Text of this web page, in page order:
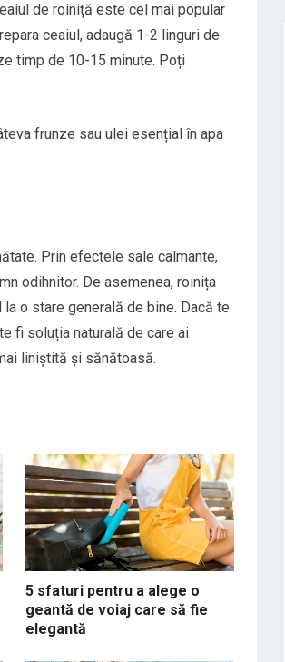
de roiniță este cel mai popular
ceaiul, adaugă 1-2 linguri de
timp de 10-15 minute. Poți
frunze sau ulei esențial în apa
Prin efectele sale calmante,
odihnitor. De asemenea, roinița
o stare generală de bine. Dacă te
fi soluția naturală de care ai
liniștită și sănătoasă.
5 sfaturi pentru a alege o
geantă de voiaj care să fie
elegantă